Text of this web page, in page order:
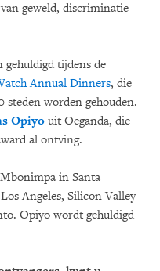
geweld, discriminatie
gehuldigd tijdens de
Annual Dinners, die
steden worden gehouden.
Opiyo uit Oeganda, die
al ontving.
in Santa
Angeles, Silicon Valley
Opiyo wordt gehuldigd